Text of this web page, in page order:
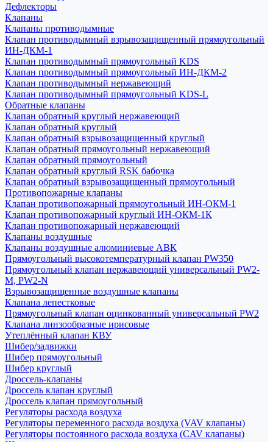
Дефлекторы
Клапаны
Клапаны противодымные
Клапан противодымный взрывозащищенный прямоугольный
ИН-ДКМ-1
Клапан противодымный прямоугольный KDS
Клапан противодымный прямоугольный ИН-ДКМ-2
Клапан противодымный нержавеющий
Клапан противодымный прямоугольный KDS-L
Обратные клапаны
Клапан обратный круглый нержавеющий
Клапан обратный круглый
Клапан обратный взрывозащищенный круглый
Клапан обратный прямоугольный нержавеющий
Клапан обратный прямоугольный
Клапан обратный круглый RSK бабочка
Клапан обратный взрывозащищенный прямоугольный
Противопожарные клапаны
Клапан противопожарный прямоугольный ИН-ОКМ-1
Клапан противопожарный круглый ИН-ОКМ-1К
Клапан противопожарный нержавеющий
Клапаны воздушные
Клапаны воздушные алюминиевые АВК
Прямоугольный высокотемпературный клапан PW350
Прямоугольный клапан нержавеющий универсальный PW2-
M, PW2-N
Взрывозащищенные воздушные клапаны
Клапана лепестковые
Прямоугольный клапан оцинкованный универсальный PW2
Клапана линзообразные ирисовые
Утеплённый клапан КВУ
Шибер/задвижки
Шибер прямоугольный
Шибер круглый
Дроссель-клапаны
Дроссель клапан круглый
Дроссель клапан прямоугольный
Регуляторы расхода воздуха
Регуляторы переменного расхода воздуха (VAV клапаны)
Регуляторы постоянного расхода воздуха (CAV клапаны)